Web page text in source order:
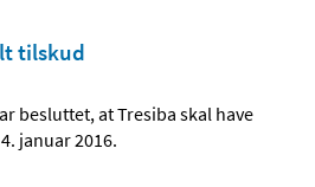
tilskud
besluttet, at Tresiba skal have
januar 2016.